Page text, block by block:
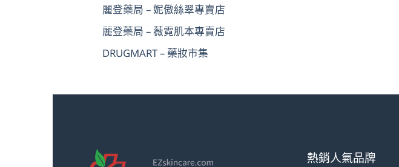
麗登藥局 – 妮傲絲翠專賣店
麗登藥局 – 薇霓肌本專賣店
DRUGMART – 藥妝市集
熱銷人氣品牌